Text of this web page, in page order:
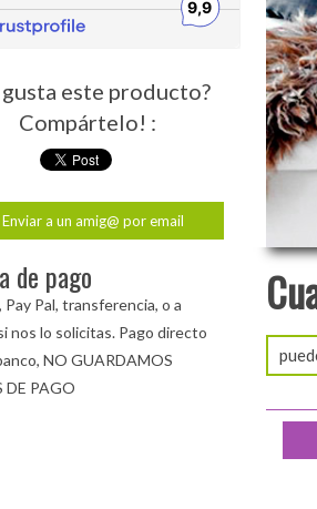
gusta este producto?
Compártelo! :
Enviar a un amig@ por email
de pago
Pay Pal, transferencia, o a
nos lo solicitas. Pago directo
NO GUARDAMOS
DE PAGO